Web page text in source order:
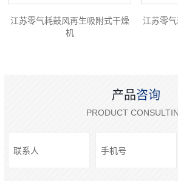
江苏零气耗鼓风再生吸附式干燥
机
江苏零
产品咨询
PRODUCT